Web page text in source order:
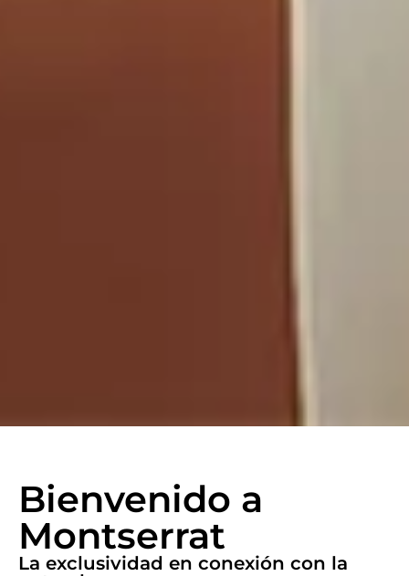
Bienvenido a
Montserrat
La exclusividad en conexión con la